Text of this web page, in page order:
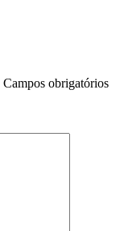
Campos obrigatórios